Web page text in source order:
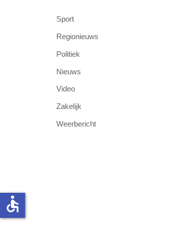
Sport
Regionieuws
Politiek
Nieuws
Video
Zakelijk
Weerbericht
accessible